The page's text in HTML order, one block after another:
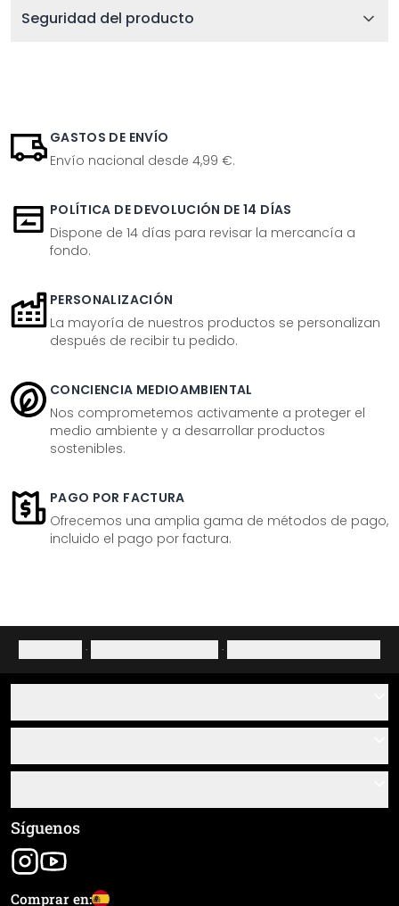
Seguridad del producto
GASTOS DE ENVÍO
Envío nacional desde 4,99 €.
POLÍTICA DE DEVOLUCIÓN DE 14 DÍAS
Dispone de 14 días para revisar la mercancía a
fondo.
PERSONALIZACIÓN
La mayoría de nuestros productos se personalizan
después de recibir tu pedido.
CONCIENCIA MEDIOAMBIENTAL
Nos comprometemos activamente a proteger el
medio ambiente y a desarrollar productos
sostenibles.
PAGO POR FACTURA
Ofrecemos una amplia gama de métodos de pago,
incluido el pago por factura.
· ·
Sobre nosotros
Resumen de materiales
Seguimiento de envío
Términos y condiciones generales (CGC)
Aviso legal
Síguenos
Comprar en: